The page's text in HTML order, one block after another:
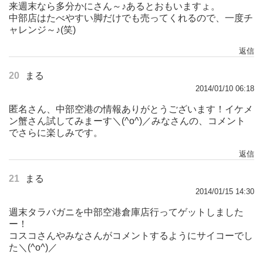
来週末なら多分かにさん～♪あるとおもいますょ。
中部店はたべやすい脚だけでも売ってくれるので、一度チ
ャレンジ～♪(笑)
返信
20 まる
2014/01/10 06:18
匿名さん、中部空港の情報ありがとうございます！イケメ
ン蟹さん試してみまーす＼(^o^)／みなさんの、コメント
でさらに楽しみです。
返信
21 まる
2014/01/15 14:30
週末タラバガニを中部空港倉庫店行ってゲットしました
ー！
コスコさんやみなさんがコメントするようにサイコーでし
た＼(^o^)／